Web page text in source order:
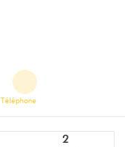
Téléphone
2